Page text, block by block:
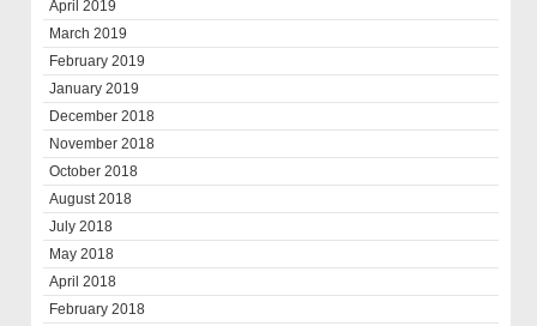
April 2019
March 2019
February 2019
January 2019
December 2018
November 2018
October 2018
August 2018
July 2018
May 2018
April 2018
February 2018